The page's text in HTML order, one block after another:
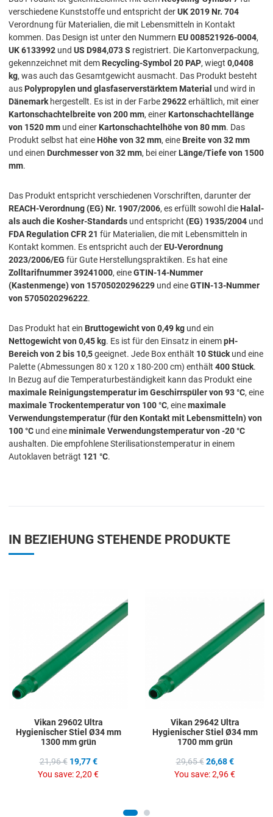
verschiedene Kunststoffe und entspricht derUK 2019 Nr. 704
Verordnung für Materialien, die mit Lebensmitteln in Kontakt
kommen. Das Design ist unter den Nummern EU 008521926-0004,
UK 6133992 und US D984,073 S registriert. Die Kartonverpackung,
gekennzeichnet mit dem Recycling-Symbol 20 PAP, wiegt 0,0408
kg, was auch das Gesamtgewicht ausmacht. Das Produkt besteht
aus Polypropylen und glasfaserverstärktem Material und wird in
Dänemarkhergestellt. Es ist in der Farbe29622erhältlich, mit einer
Kartonschachtelbreite von 200 mm, einer Kartonschachtellänge
von 1520 mm und einer Kartonschachtelhöhe von 80 mm. Das
Produkt selbst hat eine Höhe von 32 mm, eine Breite von 32 mm
und einen Durchmesser von 32 mm, bei einer Länge/Tiefe von 1500
mm.
Das Produkt entspricht verschiedenen Vorschriften, darunter der
REACH-Verordnung (EG) Nr. 1907/2006, es erfüllt sowohl die Halal-
als auch die Kosher-Standards und entspricht (EG) 1935/2004 und
FDA Regulation CFR 21 für Materialien, die mit Lebensmitteln in
Kontakt kommen. Es entspricht auch der EU-Verordnung
2023/2006/EG für Gute Herstellungspraktiken. Es hat eine
Zolltarifnummer 39241000, eineGTIN-14-Nummer
(Kastenmenge) von 15705020296229 und eineGTIN-13-Nummer
von 5705020296222.
Das Produkt hat ein Bruttogewicht von 0,49 kg und ein
Nettogewicht von 0,45 kg. Es ist für den Einsatz in einempH-
Bereich von 2 bis 10,5geeignet. Jede Box enthält 10 Stückund eine
Palette (Abmessungen 80 x 120 x 180-200 cm) enthält 400 Stück.
In Bezug auf die Temperaturbeständigkeit kann das Produkt eine
maximale Reinigungstemperatur im Geschirrspüler von 93 °C, eine
maximale Trockentemperatur von 100 °C, einemaximale
Verwendungstemperatur (für den Kontakt mit Lebensmitteln) von
100 °C und eineminimale Verwendungstemperatur von -20 °C
aushalten. Die empfohlene Sterilisationstemperatur in einem
Autoklaven beträgt 121 °C.
IN BEZIEHUNG STEHENDE PRODUKTE
Vikan 29602 Ultra
Hygienischer Stiel Ø34 mm
1300 mm grün
21,96 € 19,77 €
You save:2,20 €
Vikan 29642 Ultra
Hygienischer Stiel Ø34 mm
1700 mm grün
29,65 € 26,68 €
You save:2,96 €